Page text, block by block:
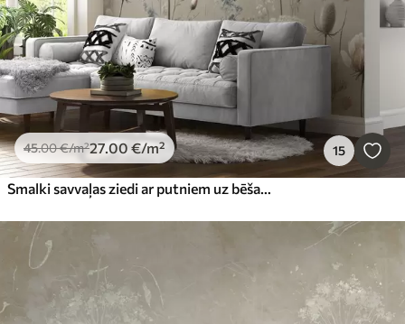
45.00€/m²27.00 €/m² 15
Smalki savvaļas ziedi ar putniem uz bēša fona